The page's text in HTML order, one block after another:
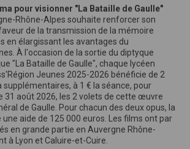
pour visionner "La Bataille de Gaulle"
Rhône-Alpes souhaite renforcer son
de la transmission de la mémoire
en élargissant les avantages du
À l'occasion de la sortie du diptyque
"La Bataille de Gaulle", chaque lycéen
Jeunes 2025-2026 bénéficie de 2
supplémentaires, à 1 € la séance, pour
31 août 2026, les 2 volets de cette œuvre
de Gaulle. Pour chacun des deux opus, la
une aide de 125 000 euros. Les films ont par
en grande partie en Auvergne Rhône-
à Lyon et Caluire-et-Cuire.